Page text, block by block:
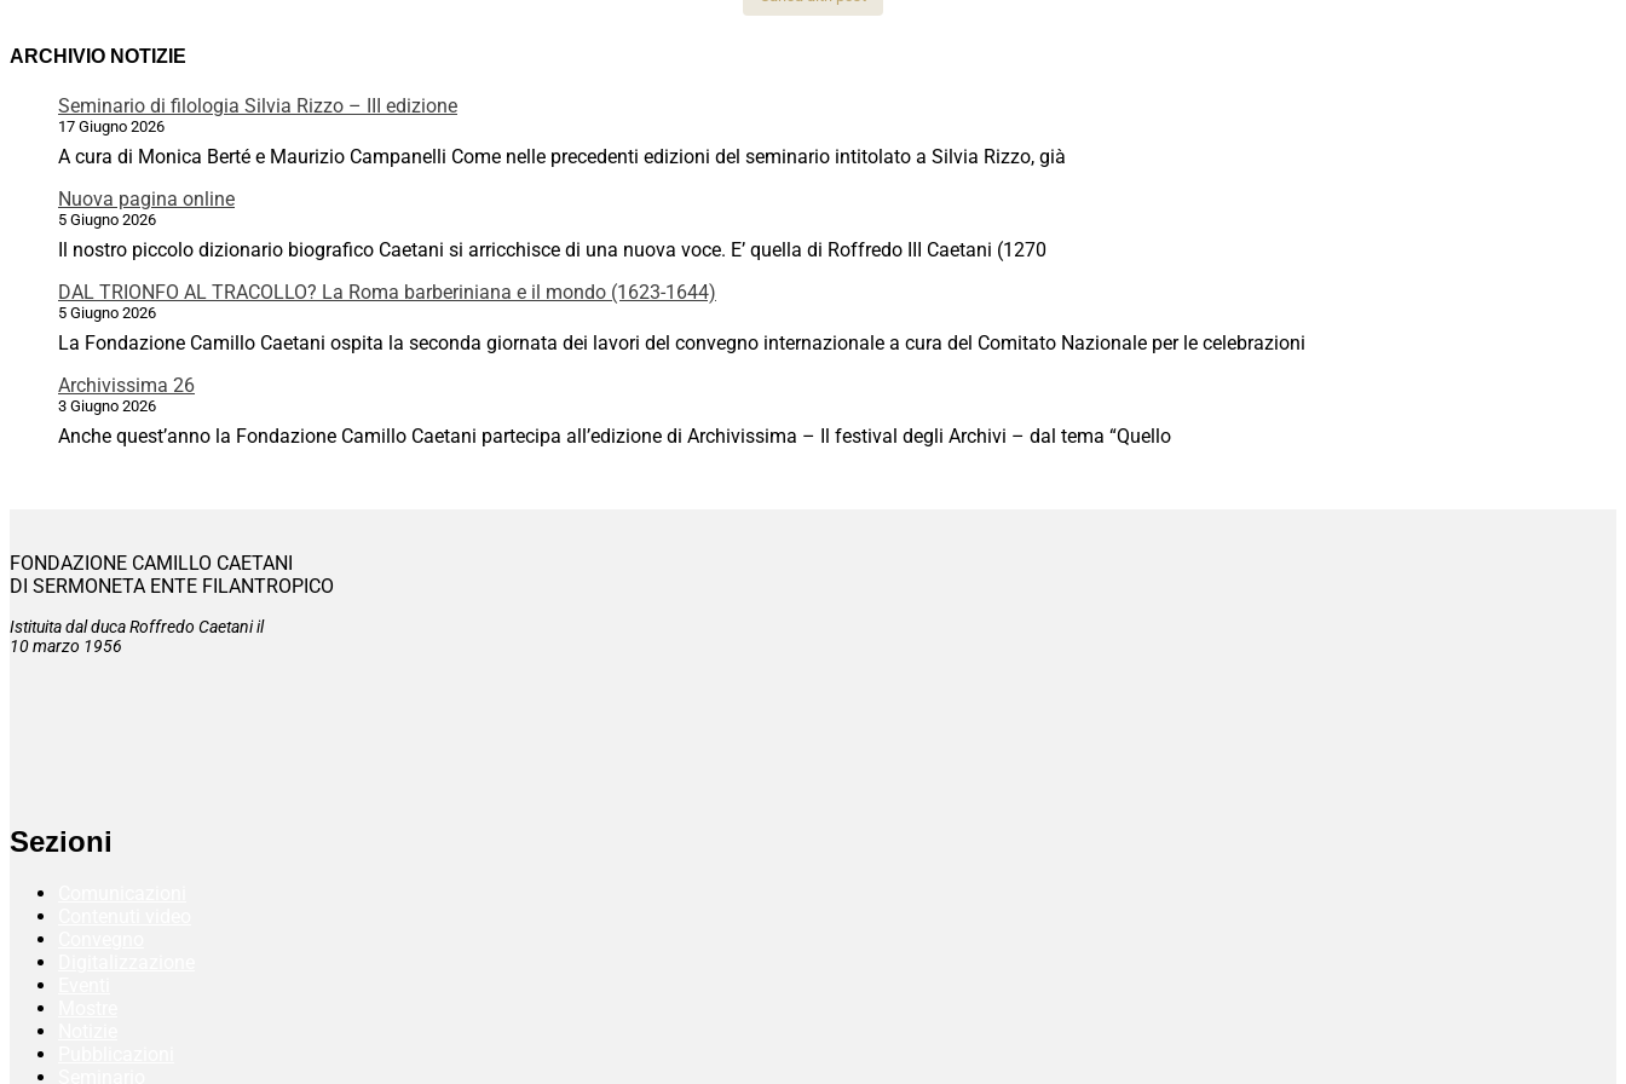
ARCHIVIO NOTIZIE
Seminario di filologia Silvia Rizzo – III edizione
17 Giugno 2026
A cura di Monica Berté e Maurizio Campanelli Come nelle precedenti edizioni del seminario intitolato a Silvia Rizzo, già
Nuova pagina online
5 Giugno 2026
Il nostro piccolo dizionario biografico Caetani si arricchisce di una nuova voce. E’ quella di Roffredo III Caetani (1270
DAL TRIONFO AL TRACOLLO? La Roma barberiniana e il mondo (1623-1644)
5 Giugno 2026
La Fondazione Camillo Caetani ospita la seconda giornata dei lavori del convegno internazionale a cura del Comitato Nazionale per le celebrazioni
Archivissima 26
3 Giugno 2026
Anche quest’anno la Fondazione Camillo Caetani partecipa all’edizione di Archivissima – Il festival degli Archivi – dal tema “Quello
FONDAZIONE CAMILLO CAETANI
DI SERMONETA ENTE FILANTROPICO
Istituita dal duca Roffredo Caetani il
10 marzo 1956
Sezioni